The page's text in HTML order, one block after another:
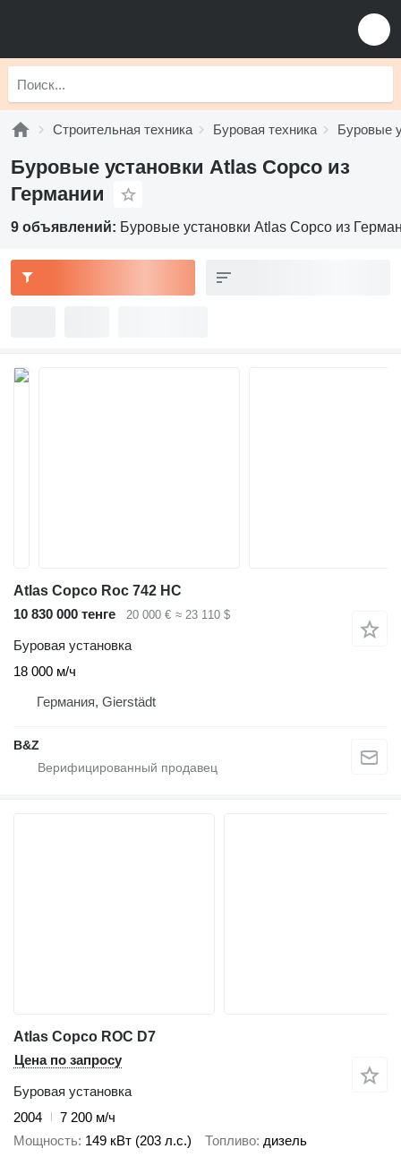
Строительная техника Буровая техника Буровые
Буровые установки Atlas Copco из
Германии
9 объявлений: Буровые установки Atlas Copco из
Atlas Copco Roc 742 HC
10 830 000 тенге
20 000 € ≈ 23 110 $
Буровая установка
18 000 м/ч
Германия, Gierstädt
B&Z
Atlas Copco ROC D7
Цена по запросу
Буровая установка
2004
7 200 м/ч
Мощность 149 кВт (203 л.с.) Топливо дизель